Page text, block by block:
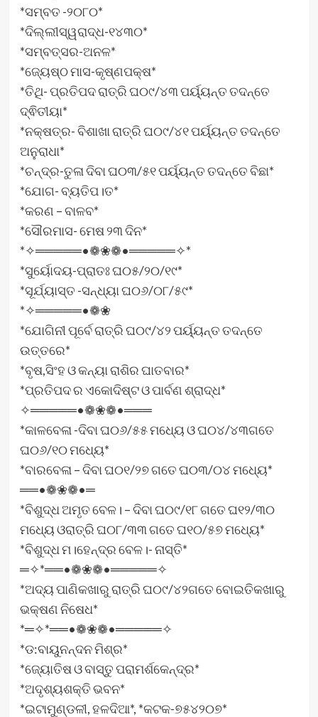
*ସମ୍ବତ -୨୦୮୦*
*ଦିଲ୍ଲୀସ୍ୱରାଦ୍ଧ-୧୪୩୦*
*ସମ୍ବତ୍ସର-ଅନଳ*
*ଜ୍ୟେଷ୍ଠ ମାସ-କୃଷ୍ଣପକ୍ଷ*
*ତିଥି- ପ୍ରତିପଦ ରାତ୍ରି ଘ୦୯/୪୩ ପର୍ୟ୍ୟନ୍ତ ତଦନ୍ତେ
ଦ୍ଵିତୀୟା*
*ନକ୍ଷତ୍ର- ବିଶାଖା ରାତ୍ରି ଘ୦୯/୪୧ ପର୍ୟ୍ୟନ୍ତ ତଦନ୍ତେ
ଅନୁରାଧା*
*ଚନ୍ଦ୍ର-ତୁଳା ଦିବା ଘ୦୩/୫୧ ପର୍ୟ୍ୟନ୍ତ ତଦନ୍ତେ ବିଛା*
*ଯୋଗ- ବ୍ୟତିପ।ତ*
*କରଣ – ବାଳବ*
*ସୌରମାସ- ମେଷ ୨୩ ଦିନ*
*✧═════•❁❀❁•═════✧*
*ସୁର୍ୟୋଦୟ-ପ୍ରାତଃ ଘ୦୫/୨୦/୧୯*
*ସୂର୍ଯ୍ୟାସ୍ତ -ସନ୍ଧ୍ୟା ଘ୦୬/୦୮/୫୯*
*✧═════•❁❀
*ଯୋଗିନୀ ପୂର୍ବେ ରାତ୍ରି ଘ୦୯/୪୨ ପର୍ୟ୍ୟନ୍ତ ତଦନ୍ତେ
ଉତ୍ତରେ*
*ବୃଷ,ସିଂହ ଓ କନ୍ୟା ରାଶିର ଘାତବାର*
*ପ୍ରତିପଦ ର ଏକୋଦିଷ୍ଟ ଓ ପାର୍ବଣ ଶ୍ରାଦ୍ଧ*
✧═════•❁❀❁•═══
*କାଳବେଳା -ଦିବା ଘ୦୬/୫୫ ମଧ୍ୟେ ଓ ଘ୦୪/୪୩ଗତେ
ଘ୦୬/୧୦ ମଧ୍ୟେ*
*ବାରବେଳା – ଦିବା ଘ୦୧/୨୭ ଗତେ ଘ୦୩/୦୪ ମଧ୍ୟେ*
══•❁❀❁•═
*ବିଶୁଦ୍ଧ ଅମୃତ ବେଳ। – ଦିବା ଘ୦୯/୧୮ ଗତେ ଘ୧୨/୩୦
ମଧ୍ୟେ ଓରାତ୍ରି ଘ୦୮/୩୩ ଗତେ ଘ୧୦/୫୭ ମଧ୍ୟେ*
*ବିଶୁଦ୍ଧ ମ।ହେନ୍ଦ୍ର ବେଳ।- ନାସ୍ତି*
═✧*══•❁❀❁•═════✧
*ଅଦ୍ୟ ପାଣିକଖାରୁ ରାତ୍ରି ଘ୦୯/୪୨ଗତେ ବୋଇତିକଖାରୁ
ଭକ୍ଷଣ ନିଷେଧ*
*═✧*══•❁❀❁•═════✧
*ଡ:ବାୟୁନନ୍ଦନ ମିଶ୍ର*
*ଜ୍ୟୋତିଷ ଓ ବାସ୍ତୁ ପରାମର୍ଶକେନ୍ଦ୍ର*
*ଅଦୃଶ୍ୟଶକ୍ତି ଭବନ*
*ଇଟାମୁଣ୍ଡଳୀ, ହଳଦିଆ*, *କଟକ-୭୫୪୨୦୭*